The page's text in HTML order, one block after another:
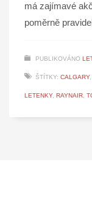
má zajímavé
poměrně
PUBLIKOVÁNO
ŠTÍTKY: CALGARY,
LETENKY, RAYNAIR,